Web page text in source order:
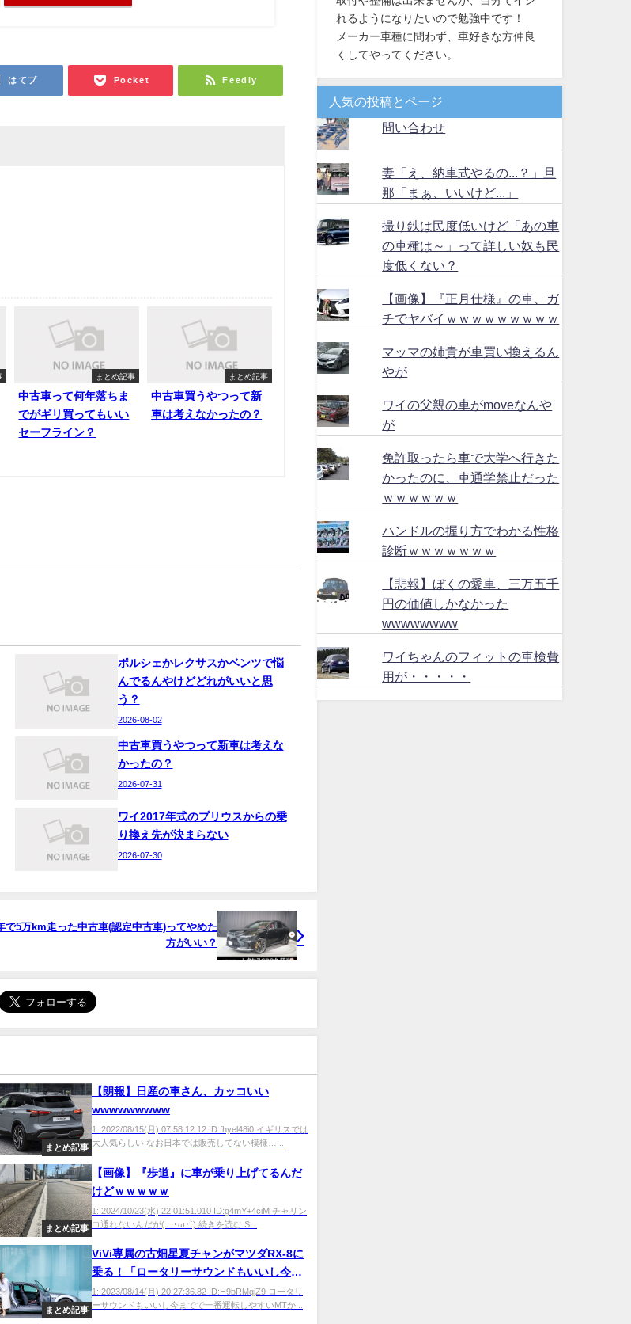
はてブ Pocket Feedly
まとめ記事
中古車って何年落ちま
でがギリ買ってもいい
セーフライン？
まとめ記事
中古車買うやつって新
車は考えなかったの？
ポルシェかレクサスかベンツで悩
んでるんやけどどれがいいと思
う？
2026-08-02
中古車買うやつって新車は考えな
かったの？
2026-07-31
ワイ2017年式のプリウスからの乗
り換え先が決まらない
2026-07-30
で5万km走った中古車(認定中古車)ってやめた
方がいい？
まとめ記事
【朗報】日産の車さん、カッコいい
wwwwwwwww
1: 2022/08/15(月) 07:58:12.12 ID:fhyel48i0 イギリスでは
大人気らしい なお日本では販売してない模様…...
まとめ記事
【画像】『歩道』に車が乗り上げてるんだ
けどｗｗｗｗｗ
1: 2024/10/23(水) 22:01:51.010 ID:g4mY+4ciM チャリン
コ通れないんだが(´･ω･`) 続きを読む S...
まとめ記事
ViVi専属の古畑星夏チャンがマツダRX-8に
乗る！「ロータリーサウンドもいいし今ま
でで一番運転しやすい」
1: 2023/08/14(月) 20:27:36.82 ID:H9bRMqjZ9 ロータリ
ーサウンドもいいし今までで一番運転しやすいMTか...
れるようになりたいので勉強中です！
メーカー車種に問わず、車好きな方仲良
くしてやってください。
人気の投稿とページ
問い合わせ
妻「え、納車式やるの...？」旦
那「まぁ、いいけど...」
撮り鉄は民度低いけど「あの車
の車種は～」って詳しい奴も民
度低くない？
【画像】『正月仕様』の車、ガ
チでヤバイｗｗｗｗｗｗｗｗｗ
マッマの姉貴が車買い換えるん
やが
ワイの父親の車がmoveなんや
が
免許取ったら車で大学へ行きた
かったのに、車通学禁止だった
ｗｗｗｗｗｗ
ハンドルの握り方でわかる性格
診断ｗｗｗｗｗｗｗ
【悲報】ぼくの愛車、三万五千
円の価値しかなかった
wwwwwwww
ワイちゃんのフィットの車検費
用が・・・・・